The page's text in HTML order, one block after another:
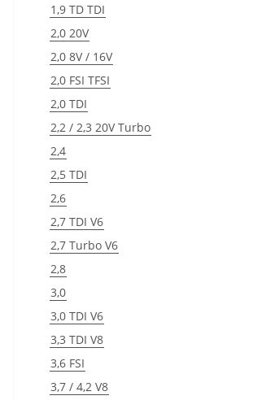
1,9 TD TDI
2,0 20V
2,0 8V / 16V
2,0 FSI TFSI
2,0 TDI
2,2 / 2,3 20V Turbo
2,4
2,5 TDI
2,6
2,7 TDI V6
2,7 Turbo V6
2,8
3,0
3,0 TDI V6
3,3 TDI V8
3,6 FSI
3,7 / 4,2 V8